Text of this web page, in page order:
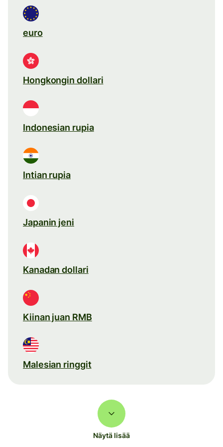
euro
Hongkongin dollari
Indonesian rupia
Intian rupia
Japanin jeni
Kanadan dollari
Kiinan juan RMB
Malesian ringgit
Näytä lisää